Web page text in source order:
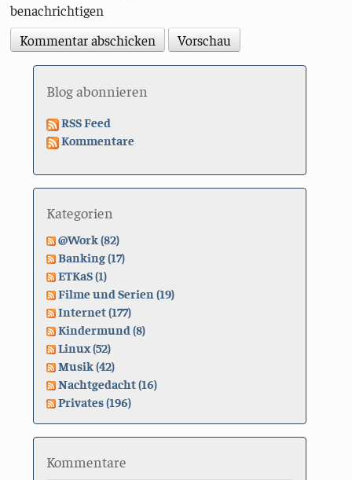
benachrichtigen
Blog abonnieren
RSS Feed
Kommentare
Kategorien
@Work (82)
Banking (17)
ETKaS (1)
Filme und Serien (19)
Internet (177)
Kindermund (8)
Linux (52)
Musik (42)
Nachtgedacht (16)
Privates (196)
Kommentare